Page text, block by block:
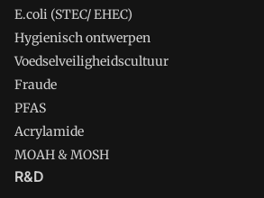
E.coli (STEC/ EHEC)
Hygienisch ontwerpen
Voedselveiligheidscultuur
Fraude
PFAS
Acrylamide
MOAH & MOSH
R&D